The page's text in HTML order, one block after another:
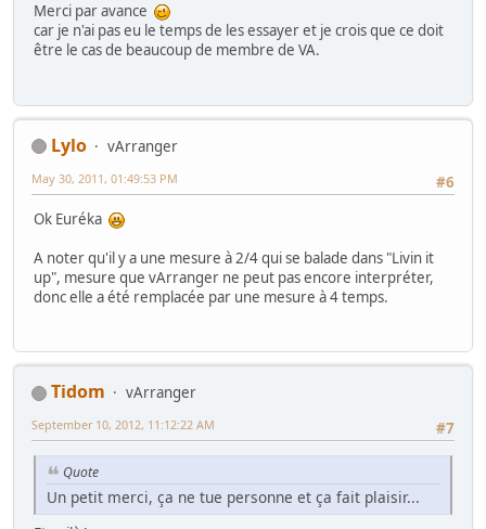
Merci par avance
car je n'ai pas eu le temps de les essayer et je crois que ce doit
être le cas de beaucoup de membre de VA.
Lylo
vArranger
#6
May 30, 2011, 01:49:53 PM
Ok Euréka
A noter qu'il y a une mesure à 2/4 qui se balade dans "Livin it
up", mesure que vArranger ne peut pas encore interpréter,
donc elle a été remplacée par une mesure à 4 temps.
Tidom
vArranger
#7
September 10, 2012, 11:12:22 AM
Quote
Un petit merci, ça ne tue personne et ça fait plaisir...